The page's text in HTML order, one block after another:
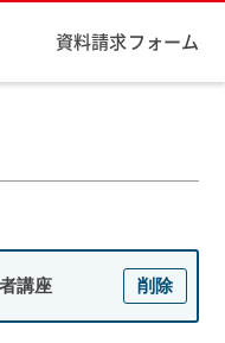
資料請求フォーム
講座 削除